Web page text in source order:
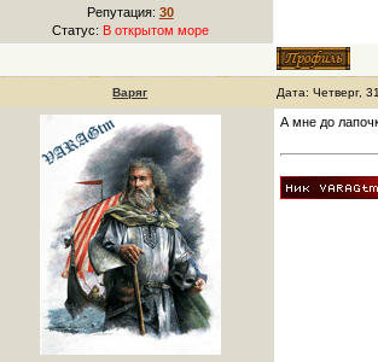
Репутация: 30
Статус: В открытом море
Варяг Дата: Четверг,
А мне до